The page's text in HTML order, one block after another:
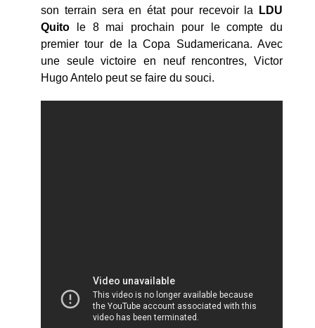
son terrain sera en état pour recevoir la
LDU
Quito le 8 mai prochain pour le compte du
premier tour de la Copa Sudamericana. Avec
une seule victoire en neuf rencontres, Victor
Hugo Antelo peut se faire du souci.